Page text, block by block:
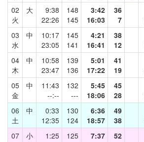
02
火
大
9:38
22:26
148
145
3:42
16:03
36
7
03
水
中
10:17
23:05
145
141
4:21
16:41
38
12
04
木
中
10:58
23:47
139
136
5:01
17:22
41
19
05
金
中
11:43
--:--
132
---
5:45
18:06
45
28
06
土
中
0:33
12:35
130
124
6:36
18:57
49
38
07
小
1:25
125
7:37
52